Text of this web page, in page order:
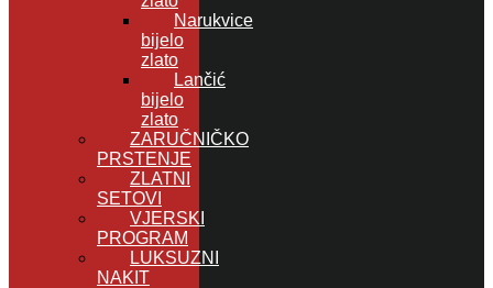
Narukvice
bijelo
zlato
Lančić
bijelo
zlato
ZARUČNIČKO
PRSTENJE
ZLATNI
SETOVI
VJERSKI
PROGRAM
LUKSUZNI
NAKIT